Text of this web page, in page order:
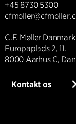
+45 8730 5300
C.F. Møller
Europaplads 2, 11.
8000 Aarhus C,
Kontakt os